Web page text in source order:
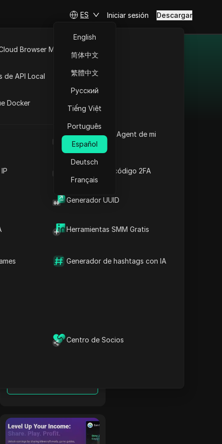
Cuál es el User Agent de mi
navegador
Generador de código 2FA
Generador UUID
Herramientas SMM Gratis
Generador de hashtags con IA
Centro de Socios
Browser MCP
de API Local
Docker
ES
English
简体中文
繁體中文
Русский
Tiếng Việt
Português
Español
Deutsch
Français
Iniciar sesión Descargar
La página de Redes
compensación como
tus campañas
Adsterra
anunciantes y
herramientas
Leer más
para aumentar las
tasas de conversión
CPALead